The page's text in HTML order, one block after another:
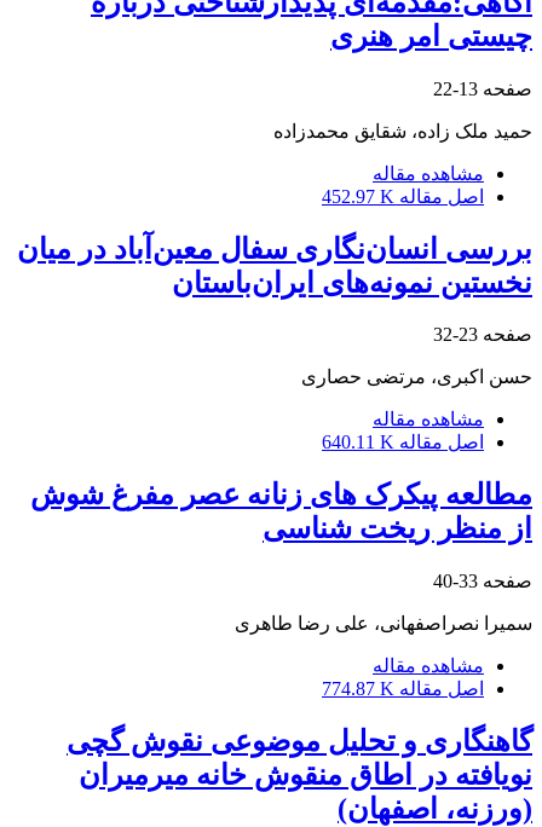
چیستی امر هنری
صفحه 13-22
حمید ملک زاده، شقایق محمدزاده
مشاهده مقاله
اصل مقاله 452.97 K
بررسی انسان‌نگاری سفال معین‌آباد در میان
نخستین نمونه‌های ایران‌باستان
صفحه 23-32
حسن اکبری، مرتضی حصاری
مشاهده مقاله
اصل مقاله 640.11 K
مطالعه پیکرک های زنانه عصر مفرغ شوش
از منظر ریخت شناسی
صفحه 33-40
سمیرا نصراصفهانی، علی رضا طاهری
مشاهده مقاله
اصل مقاله 774.87 K
گاهنگاری و تحلیل موضوعی نقوش گچی
نویافته‌ در اطاق منقوش خانه میرمیران
(ورزنه‌، اصفهان)